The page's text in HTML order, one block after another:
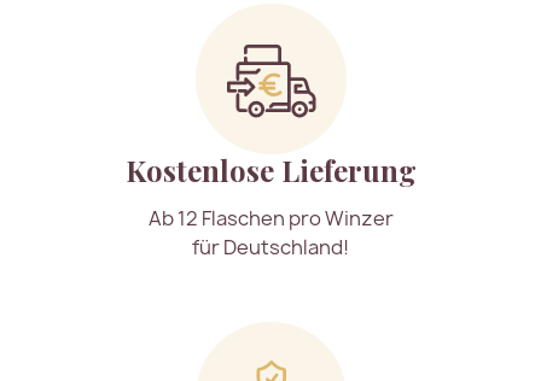
Kostenlose Lieferung
Ab 12 Flaschen pro Winzer
für Deutschland!